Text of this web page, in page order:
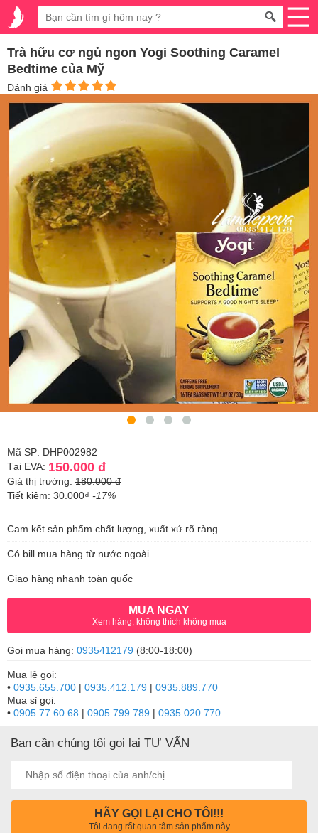
Trà hữu cơ ngủ ngon Yogi Soothing Caramel
Bedtime của Mỹ
Đánh giá
Mã SP: DHP002982
Tại EVA: 150.000 đ
Giá thị trường: 180.000 đ
Tiết kiệm: 30.000₫ -17%
Cam kết sản phẩm chất lượng, xuất xứ rõ ràng
Có bill mua hàng từ nước ngoài
Giao hàng nhanh toàn quốc
MUA NGAY
Xem hàng, không thích không mua
Gọi mua hàng: 0935412179 (8:00-18:00)
Mua lẻ gọi:
• 0935.655.700 | 0935.412.179 | 0935.889.770
Mua sỉ gọi:
• 0905.77.60.68 | 0905.799.789 | 0935.020.770
Bạn cần chúng tôi gọi lại TƯ VẤN
HÃY GỌI LẠI CHO TÔI!!!
Tôi đang rất quan tâm sản phẩm này